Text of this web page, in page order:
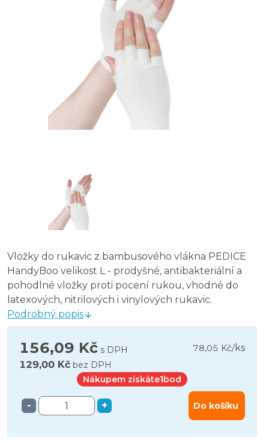
Vložky do rukavic z bambusového vlákna PEDICE
HandyBoo velikost L - prodyšné, antibakteriální a
pohodlné vložky proti pocení rukou, vhodné do
latexových, nitrilových i vinylových rukavic.
Podrobný popis
156,09 Kč s DPH 78,05 Kč/ks
129,00 Kč bez DPH
Nákupem získáte1bod
- + Do košíku